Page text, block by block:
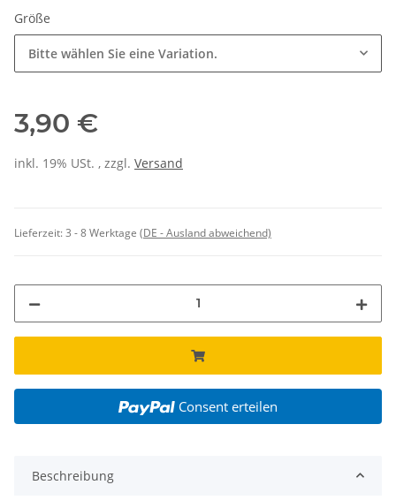
Größe
Bitte wählen Sie eine Variation.
3,90 €
inkl. 19% USt. , zzgl. Versand
Lieferzeit:3 - 8 Werktage (DE - Ausland abweichend)
Consent erteilen
Beschreibung